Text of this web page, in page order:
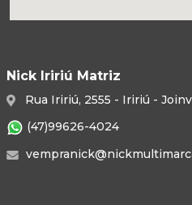
Nick Iririú Matriz
Rua Iririú, 2555 - Iririú -
(47)99626-4024